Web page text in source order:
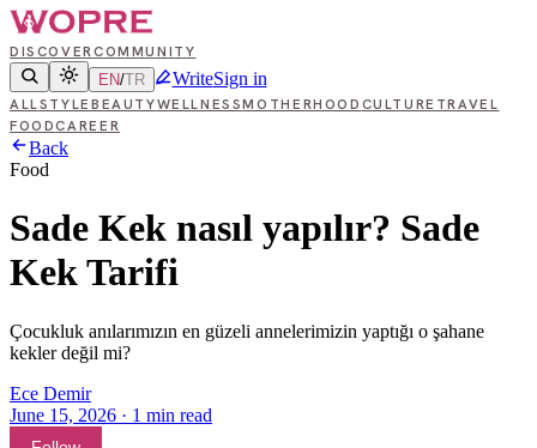
DISCOVERCOMMUNITY
EN/TR WriteSign in
ALLSTYLE BEAUTYWELLNESSMOTHERHOOD CULTURE TRAVEL
FOODCAREER
Back
Food
Sade Kek nasıl yapılır? Sade
Kek Tarifi
Çocukluk anılarımızın en güzeli annelerimizin yaptığı o şahane
kekler değil mi?
Ece Demir
June 15, 2026 · 1 min read